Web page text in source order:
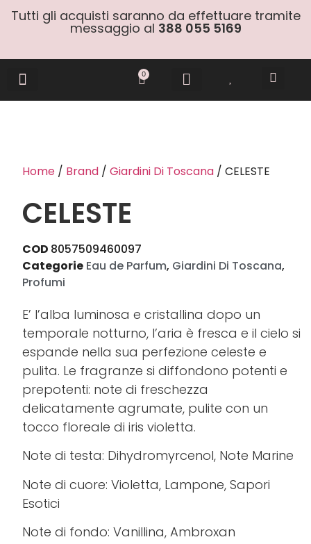
Tutti gli acquisti saranno da effettuare tramite
messaggio al 388 055 5169
0
Home / Brand /Giardini Di Toscana / CELESTE
CELESTE
COD 8057509460097
Categorie Eau de Parfum, Giardini Di Toscana,
Profumi
E’ l’alba luminosa e cristallina dopo un
temporale notturno, l’aria è fresca e il cielo si
espande nella sua perfezione celeste e
pulita. Le fragranze si diffondono potenti e
prepotenti: note di freschezza
delicatamente agrumate, pulite con un
tocco floreale di iris violetta.
Note di testa: Dihydromyrcenol, Note Marine
Note di cuore: Violetta, Lampone, Sapori
Esotici
Note di fondo: Vanillina, Ambroxan